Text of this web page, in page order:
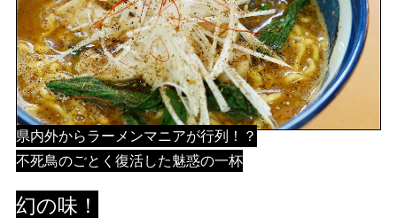
県内外からラーメンマニアが行列！？
不死鳥のごとく復活した魅惑の一杯
幻の味！